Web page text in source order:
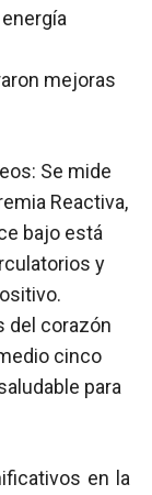
mejoras
Se mide
Reactiva,
bajo está
y
del corazón
cinco
para
en la